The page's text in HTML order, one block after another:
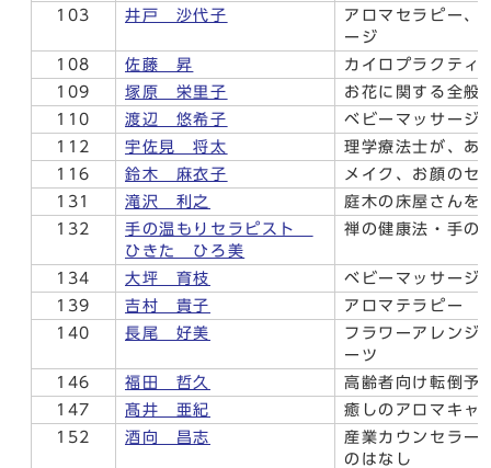
103
井戸 沙代子
アロマセラピー、
ージ
108
佐藤 昇
カイロプラクティ
109
塚原 栄里子
お花に関する全般
110
渡辺 悠希子
ベビーマッサージ
112
宇佐見 将太
理学療法士が、あ
116
鈴木 麻衣子
メイク、お顔のセ
131
滝沢 利之
庭木の床屋さんを
132
手の温もりセラピスト
ひきた ひろ美
禅の健康法・手の
134 大坪 育枝
ベビーマッサージ
139
吉村 貴子
アロマテラピー
140
長尾 好美
フラワーアレンジ
ーツ
146
福田 哲久
高齢者向け転倒予
147
髙井 亜紀
癒しのアロマキャ
152
酒向 昌志
産業カウンセラー
のはなし